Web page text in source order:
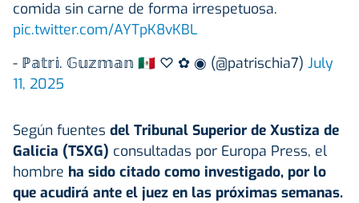
comida sin carne de forma irrespetuosa.
pic.twitter.com/AYTpK8vKBL
- ℙ𝕒𝕥𝕣𝕚. 𝔾𝕦𝕫𝕞𝕒𝕟 ⁣🇲🇽 ♡ ✿ ◉ (@patrischia7) July
11, 2025
Según fuentes del Tribunal Superior de Xustiza de
Galicia (TSXG) consultadas por Europa Press, el
hombre ha sido citado como investigado, por lo
que acudirá ante el juez en las próximas semanas.